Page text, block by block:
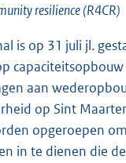
resilience (R4CR)
is op 31 juli jl.
aan
op Sint
opgeroepen om
in te dienen die